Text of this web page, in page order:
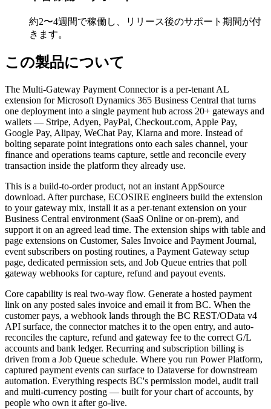
約2〜4週間で稼働し、リリース後のサポート期間が付
きます。
この製品について
The Multi-Gateway Payment Connector is a per-tenant AL
extension for Microsoft Dynamics 365 Business Central that turns
one deployment into a single payment hub across 20+ gateways and
wallets — Stripe, Adyen, PayPal, Checkout.com, Apple Pay,
Google Pay, Alipay, WeChat Pay, Klarna and more. Instead of
bolting separate point integrations onto each sales channel, your
finance and operations teams capture, settle and reconcile every
transaction inside the platform they already use.
This is a build-to-order product, not an instant AppSource
download. After purchase, ECOSIRE engineers build the extension
to your gateway mix, install it as a per-tenant extension on your
Business Central environment (SaaS Online or on-prem), and
support it on an agreed lead time. The extension ships with table and
page extensions on Customer, Sales Invoice and Payment Journal,
event subscribers on posting routines, a Payment Gateway setup
page, dedicated permission sets, and Job Queue entries that poll
gateway webhooks for capture, refund and payout events.
Core capability is real two-way flow. Generate a hosted payment
link on any posted sales invoice and email it from BC. When the
customer pays, a webhook lands through the BC REST/OData v4
API surface, the connector matches it to the open entry, and auto-
reconciles the capture, refund and gateway fee to the correct G/L
accounts and bank ledger. Recurring and subscription billing is
driven from a Job Queue schedule. Where you run Power Platform,
captured payment events can surface to Dataverse for downstream
automation. Everything respects BC's permission model, audit trail
and multi-currency posting — built for your chart of accounts, by
people who own it after go-live.